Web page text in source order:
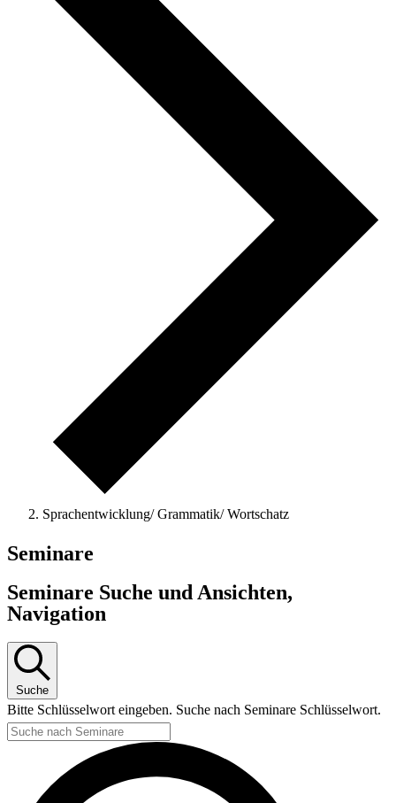
Sprachentwicklung/ Grammatik/ Wortschatz
Seminare
Seminare Suche und Ansichten,
Navigation
Suche
Bitte Schlüsselwort eingeben. Suche nach Seminare Schlüsselwort.